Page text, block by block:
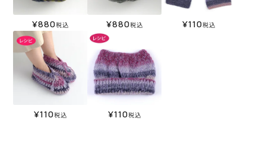
¥880税込 ¥880税込 ¥110税込
¥110税込 ¥110税込